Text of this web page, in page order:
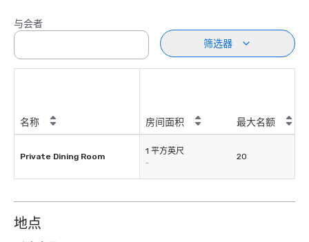
与会者
筛选器
名称 房间面积 最大名额
Private Dining Room
1 平方英尺
-
20
地点